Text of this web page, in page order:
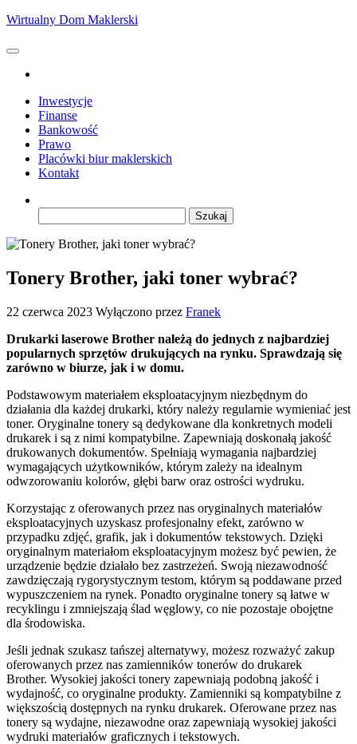
Przejdź
treści
Wirtualny Dom Maklerski
Inwestycje
Finanse
Bankowość
Prawo
Placówki biur maklerskich
Kontakt
Tonery Brother, jaki toner wybrać?
22 czerwca 2023 Wyłączono przez Franek
Drukarki laserowe Brother należą do jednych z najbardziej
popularnych sprzętów drukujących na rynku. Sprawdzają się
zarówno w biurze, jak i w domu.
Podstawowym materiałem eksploatacyjnym niezbędnym do
działania dla każdej drukarki, który należy regularnie wymieniać jest
toner. Oryginalne tonery są dedykowane dla konkretnych modeli
drukarek i są z nimi kompatybilne. Zapewniają doskonałą jakość
drukowanych dokumentów. Spełniają wymagania najbardziej
wymagających użytkowników, którym zależy na idealnym
odwzorowaniu kolorów, głębi barw oraz ostrości wydruku.
Korzystając z oferowanych przez nas oryginalnych materiałów
eksploatacyjnych uzyskasz profesjonalny efekt, zarówno w
przypadku zdjęć, grafik, jak i dokumentów tekstowych. Dzięki
oryginalnym materiałom eksploatacyjnym możesz być pewien, że
urządzenie będzie działało bez zastrzeżeń. Swoją niezawodność
zawdzięczają rygorystycznym testom, którym są poddawane przed
wypuszczeniem na rynek. Ponadto oryginalne tonery są łatwe w
recyklingu i zmniejszają ślad węglowy, co nie pozostaje obojętne
dla środowiska.
Jeśli jednak szukasz tańszej alternatywy, możesz rozważyć zakup
oferowanych przez nas zamienników tonerów do drukarek
Brother. Wysokiej jakości tonery zapewniają podobną jakość i
wydajność, co oryginalne produkty. Zamienniki są kompatybilne z
większością dostępnych na rynku drukarek. Oferowane przez nas
tonery są wydajne, niezawodne oraz zapewniają wysokiej jakości
wydruki materiałów graficznych i tekstowych.